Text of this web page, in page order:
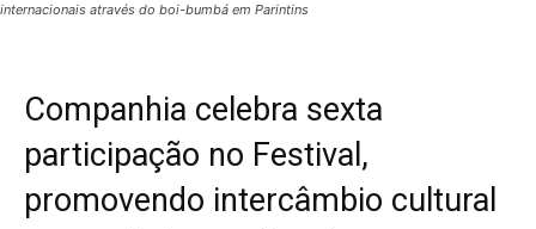
internacionais através do boi-bumbá em Parintins
Companhia celebra sexta
participação no Festival,
promovendo intercâmbio cultural